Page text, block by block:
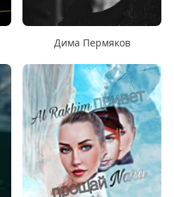
Дима Пермяков